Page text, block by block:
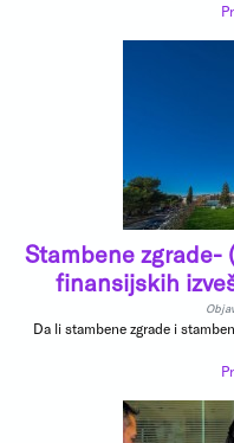
Stambene zgrade-
finansijskih
Da li stambene zgrade i